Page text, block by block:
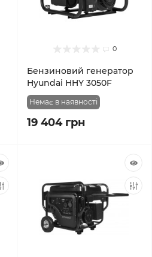
0
Бензиновий генератор
Hyundai HHY 3050F
Немає в наявності
19 404 грн